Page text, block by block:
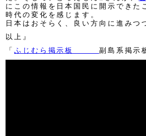
にこの情報を日本国民に開示できた
時代の変化を感じます。
日本はおそらく、良い方向に進みつ
以上』
「ふじむら掲示板 副島系掲示